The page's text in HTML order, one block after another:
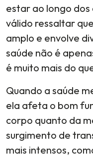
estar ao longo
válido ressaltar
amplo e envolve
saúde não é
é muito mais do
Quando a saúde
ela afeta o bom
corpo quanto da
surgimento de
mais intensos,